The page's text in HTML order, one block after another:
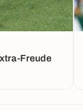
Freude